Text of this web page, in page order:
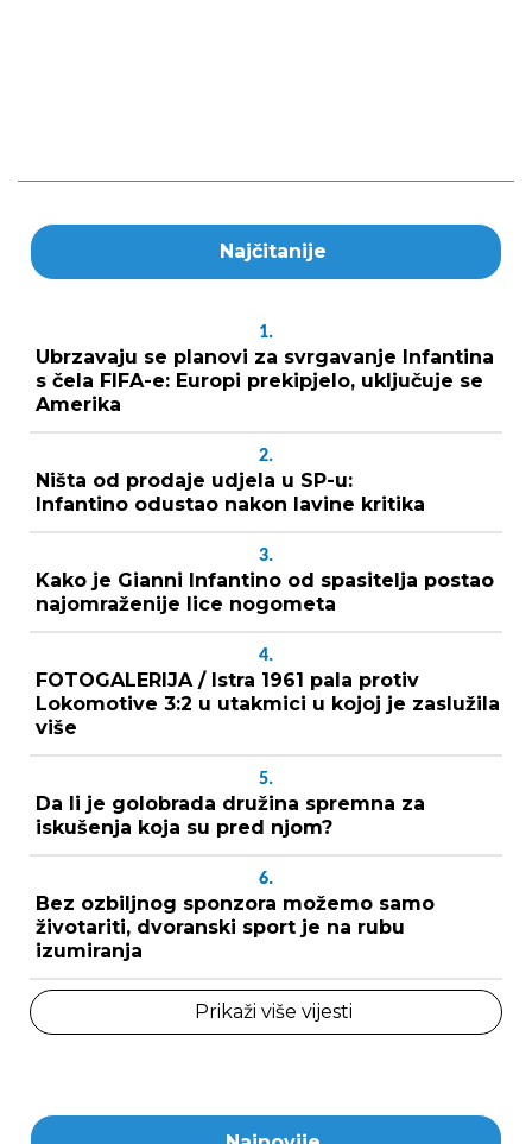
Najčitanije
1.
Ubrzavaju se planovi za svrgavanje Infantina
s čela FIFA-e: Europi prekipjelo, uključuje se
Amerika
2.
Ništa od prodaje udjela u SP-u:
Infantino odustao nakon lavine kritika
3.
Kako je Gianni Infantino od spasitelja postao
najomraženije lice nogometa
4.
FOTOGALERIJA / Istra 1961 pala protiv
Lokomotive 3:2 u utakmici u kojoj je zaslužila
više
5.
Da li je golobrada družina spremna za
iskušenja koja su pred njom?
6.
Bez ozbiljnog sponzora možemo samo
životariti, dvoranski sport je na rubu
izumiranja
Prikaži više vijesti